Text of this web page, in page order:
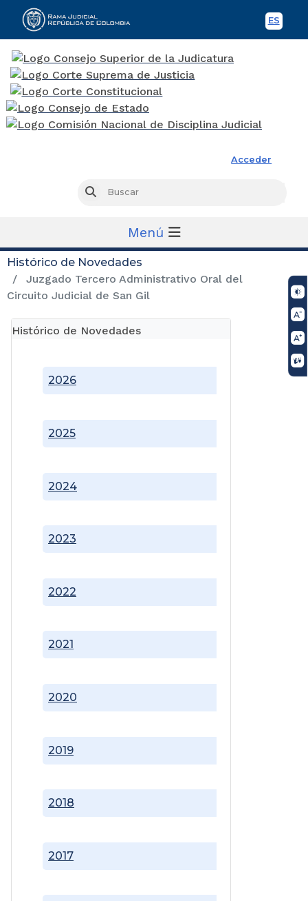
ES
Acceder
Buscar
Menú
Histórico de Novedades
Juzgado Tercero Administrativo Oral del
Circuito Judicial de San Gil
Histórico de Novedades
2017
2018
2019
2020
2021
2022
2023
2024
2025
2026